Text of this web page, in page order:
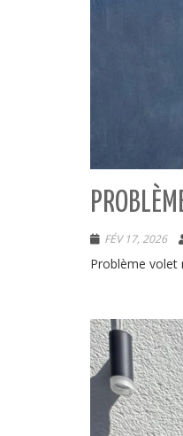
FÉV 17, 2026
Problème volet